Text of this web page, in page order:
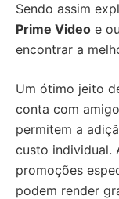
Sendo assim
Prime Video e
encontrar a
Um ótimo jeito
conta com
permitem a
custo individual.
promoções
podem render